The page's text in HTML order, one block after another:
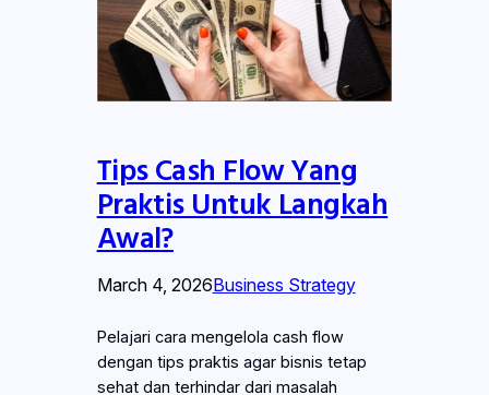
Tips Cash Flow Yang
Praktis Untuk Langkah
Awal?
March 4, 2026Business Strategy
Pelajari cara mengelola cash flow
dengan tips praktis agar bisnis tetap
sehat dan terhindar dari masalah